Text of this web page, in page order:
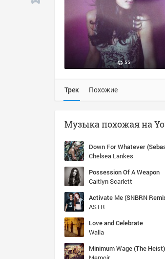
55
Трек Похожие
Down For Whatever
Chelsea Lankes
Possession Of A Weapon
Caitlyn Scarlett
Activate Me (SNBRN
ASTR
Love and Celebrate
Walla
Minimum Wage (The Heist)